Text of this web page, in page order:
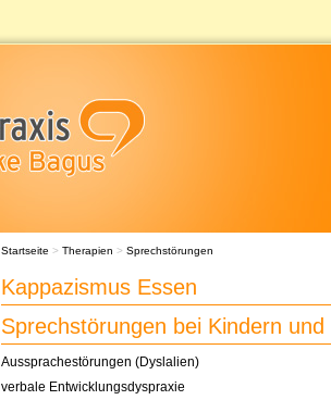
Startseite > Therapien > Sprechstörungen
Kappazismus Essen
Sprechstörungen bei Kindern und
Aussprachestörungen (Dyslalien)
verbale Entwicklungsdyspraxie